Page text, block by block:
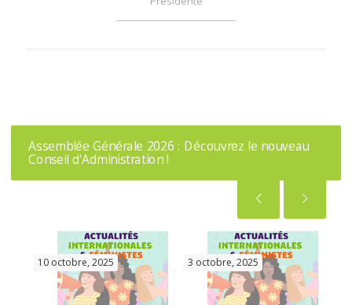
Assemblée Générale 2026 : Découvrez le nouveau
Conseil d'Administration !
10 octobre, 2025 3 octobre, 2025